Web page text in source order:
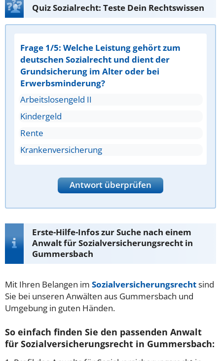
Quiz Sozialrecht: Teste Dein Rechtswissen
Frage 1/5: Welche Leistung gehört zum
deutschen Sozialrecht und dient der
Grundsicherung im Alter oder bei
Erwerbsminderung?
Arbeitslosengeld II
Kindergeld
Rente
Krankenversicherung
Antwort überprüfen
Erste-Hilfe-Infos zur Suche nach einem
Anwalt für Sozialversicherungsrecht in
Gummersbach
Mit Ihren Belangen im Sozialversicherungsrechtsind
Sie bei unseren Anwälten aus Gummersbach und
Umgebung in guten Händen.
So einfach finden Sie den passenden Anwalt
für Sozialversicherungsrecht in Gummersbach: